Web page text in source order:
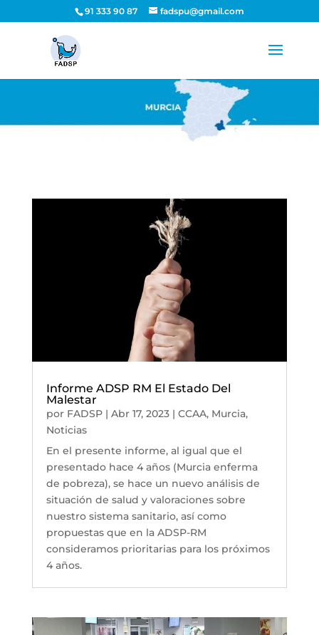
91 333 90 87 fadspu@gmail.com
Informe ADSP RM El Estado Del
Malestar
por FADSP| Abr 17, 2023| CCAA, Murcia,
Noticias
En el presente informe, al igual que el
presentado hace 4 años (Murcia enferma
de pobreza), se hace un nuevo análisis de
situación de salud y valoraciones sobre
nuestro sistema sanitario, así como
propuestas que en la ADSP-RM
consideramos prioritarias para los próximos
4 años.